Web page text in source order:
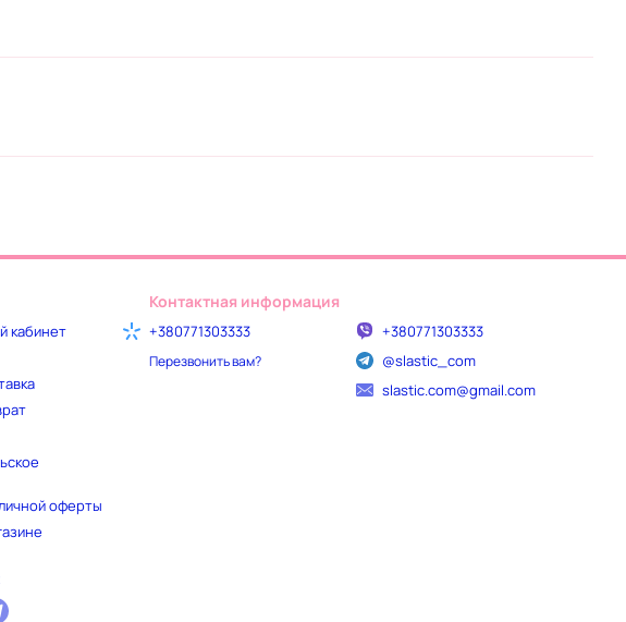
кабинет
оферты
Контактная информация
+380771303333
Перезвонить вам?
+380771303333
@slastic_com
slastic.com@gmail.com